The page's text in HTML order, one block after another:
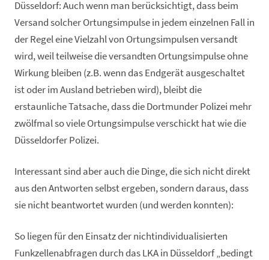
Düsseldorf: Auch wenn man berücksichtigt, dass beim
Versand solcher Ortungsimpulse in jedem einzelnen Fall in
der Regel eine Vielzahl von Ortungsimpulsen versandt
wird, weil teilweise die versandten Ortungsimpulse ohne
Wirkung bleiben (z.B. wenn das Endgerät ausgeschaltet
ist oder im Ausland betrieben wird), bleibt die
erstaunliche Tatsache, dass die Dortmunder Polizei mehr
zwölfmal so viele Ortungsimpulse verschickt hat wie die
Düsseldorfer Polizei.
Interessant sind aber auch die Dinge, die sich nicht direkt
aus den Antworten selbst ergeben, sondern daraus, dass
sie nicht beantwortet wurden (und werden konnten):
So liegen für den Einsatz der nichtindividualisierten
Funkzellenabfragen durch das LKA in Düsseldorf „bedingt